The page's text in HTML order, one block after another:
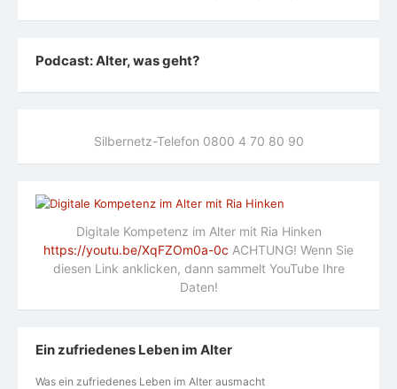
Podcast: Alter, was geht?
Silbernetz-Telefon 0800 4 70 80 90
Digitale Kompetenz im Alter mit Ria Hinken
https://youtu.be/XqFZOm0a-0c ACHTUNG! Wenn Sie
diesen Link anklicken, dann sammelt YouTube Ihre
Daten!
Ein zufriedenes Leben im Alter
Was ein zufriedenes Leben im Alter ausmacht